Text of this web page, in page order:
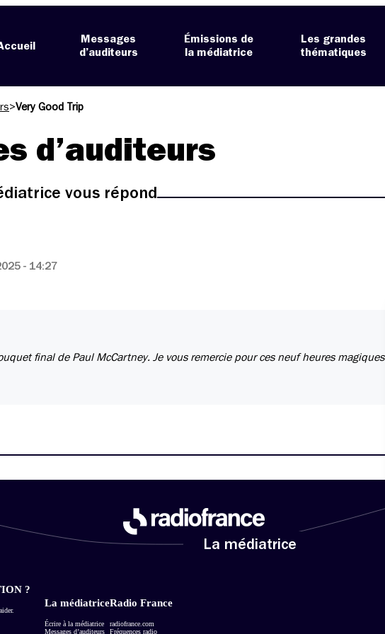
Messages
d’auditeurs
Émissions de
la médiatrice
Les grandes
thématiques
>Very Good Trip
d’auditeurs
vous répond
- 14:27
final de Paul McCartney. Je vous remercie pour ces neuf heures magiques
La médiatrice
?
La médiatrice
Écrire à la médiatrice
Messages d’auditeurs
Radio France
radiofrance.com
Fréquences radio